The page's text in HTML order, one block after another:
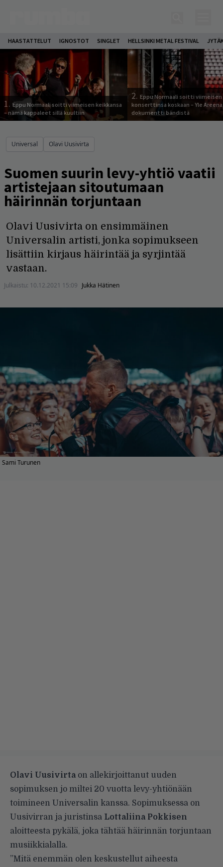
HAASTATTELUT IGNOSTOT SINGLET HELLSINKI METAL FESTIVAL
1. Eppu Normaali soitti viimeisen keikkansa
– nämä kappaleet sillä kuultiin
2. Eppu Normaali soitti viimeisen
konserttinsa koskaan – Yle
dokumentti bändistä
Universal Olavi Uusivirta
Suomen suurin levy-yhtiö vaatii
artistejaan sitoutumaan
häirinnän torjuntaan
Olavi Uusivirta on ensimmäinen
Universalin artisti, jonka sopimukseen
lisättiin kirjaus häirintää ja syrjintää
vastaan.
Julkaistu: 10.12.2021 15:09 Jukka Hätinen
Sami Turunen
Olavi Uusivirta on allekirjoittanut uuden
sopimuksen jo miltei 20 vuotta levy-yhtiönään
toimineen Universalin kanssa. Sopimuksessa on
Uusivirran ja juristinsa Lottaliina Pokkisen
aloitteesta pykälä, joka tähtää häirinnän torjuntaan
musiikkialalla.
”Mitä enemmän olen keskustellut aiheesta